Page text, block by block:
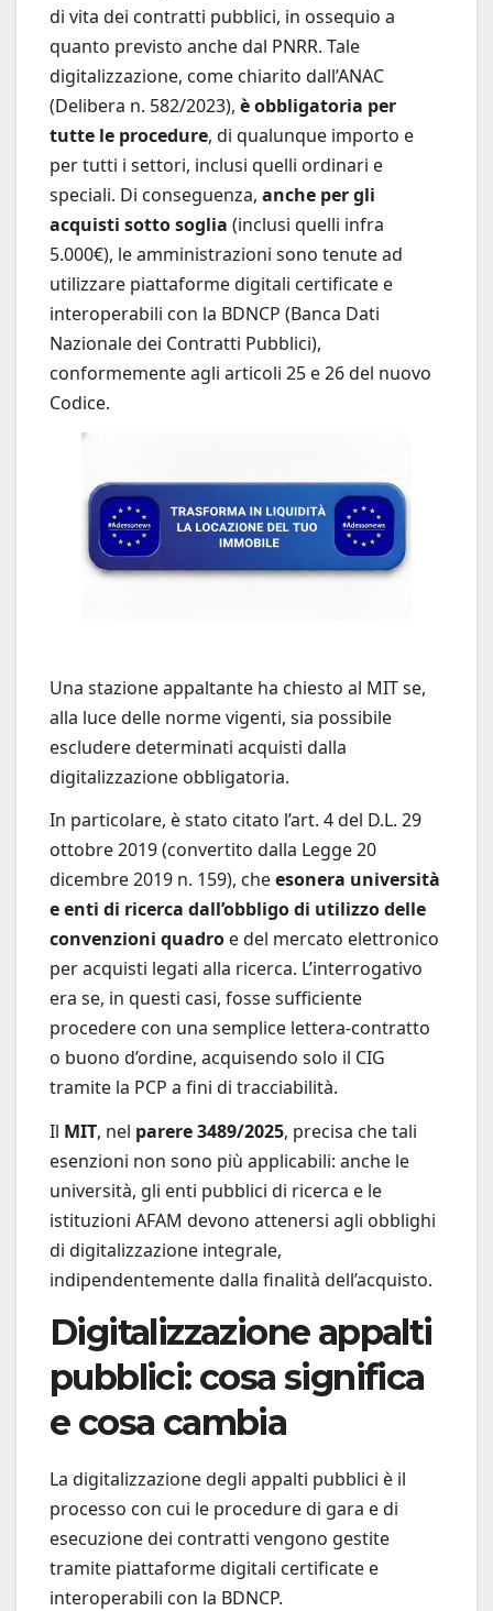
di vita dei contratti pubblici, in ossequio a
quanto previsto anche dal PNRR. Tale
digitalizzazione, come chiarito dall’ANAC
(Delibera n. 582/2023), è obbligatoria per
tutte le procedure, di qualunque importo e
per tutti i settori, inclusi quelli ordinari e
speciali. Di conseguenza, anche per gli
acquisti sotto soglia (inclusi quelli infra
5.000€), le amministrazioni sono tenute ad
utilizzare piattaforme digitali certificate e
interoperabili con la BDNCP (Banca Dati
Nazionale dei Contratti Pubblici),
conformemente agli articoli 25 e 26 del nuovo
Codice.
Una stazione appaltante ha chiesto al MIT se,
alla luce delle norme vigenti, sia possibile
escludere determinati acquisti dalla
digitalizzazione obbligatoria.
In particolare, è stato citato l’art. 4 del D.L. 29
ottobre 2019 (convertito dalla Legge 20
dicembre 2019 n. 159), cheesonera università
e enti di ricerca dall’obbligo di utilizzo delle
convenzioni quadro e del mercato elettronico
per acquisti legati alla ricerca. L’interrogativo
era se, in questi casi, fosse sufficiente
procedere con una semplice lettera-contratto
o buono d’ordine, acquisendo solo il CIG
tramite la PCP a fini di tracciabilità.
Il MIT, nel parere 3489/2025, precisa che tali
esenzioni non sono più applicabili: anche le
università, gli enti pubblici di ricerca e le
istituzioni AFAM devono attenersi agli obblighi
di digitalizzazione integrale,
indipendentemente dalla finalità dell’acquisto.
Digitalizzazione appalti
pubblici: cosa significa
e cosa cambia
La digitalizzazione degli appalti pubblici è il
processo con cui le procedure di gara e di
esecuzione dei contratti vengono gestite
tramite piattaforme digitali certificate e
interoperabili con la BDNCP.